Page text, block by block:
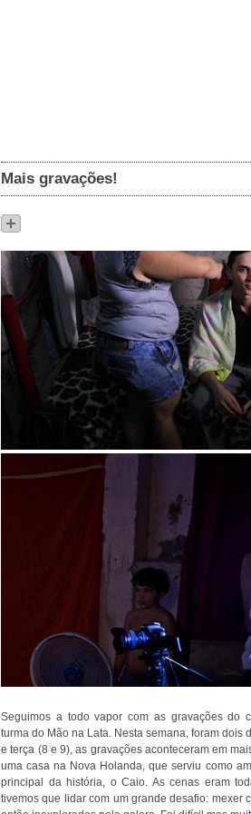
Mais gravações!
Seguimos a todo vapor com as gravações do
turma do Mão na Lata. Nesta semana, foram dois
e terça (8 e 9), as gravações aconteceram em
uma casa na Nova Holanda, que serviu como
principal da história, o Caio. As cenas eram
tivemos que lidar com um grande desafio: mexer